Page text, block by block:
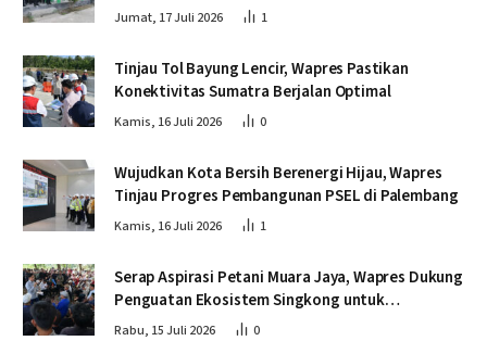
Jumat, 17 Juli 2026 1
Tinjau Tol Bayung Lencir, Wapres Pastikan
Konektivitas Sumatra Berjalan Optimal
Kamis, 16 Juli 2026 0
Wujudkan Kota Bersih Berenergi Hijau, Wapres
Tinjau Progres Pembangunan PSEL di Palembang
Kamis, 16 Juli 2026 1
Serap Aspirasi Petani Muara Jaya, Wapres Dukung
Penguatan Ekosistem Singkong untuk
Swasembada Pangan
Rabu, 15 Juli 2026 0